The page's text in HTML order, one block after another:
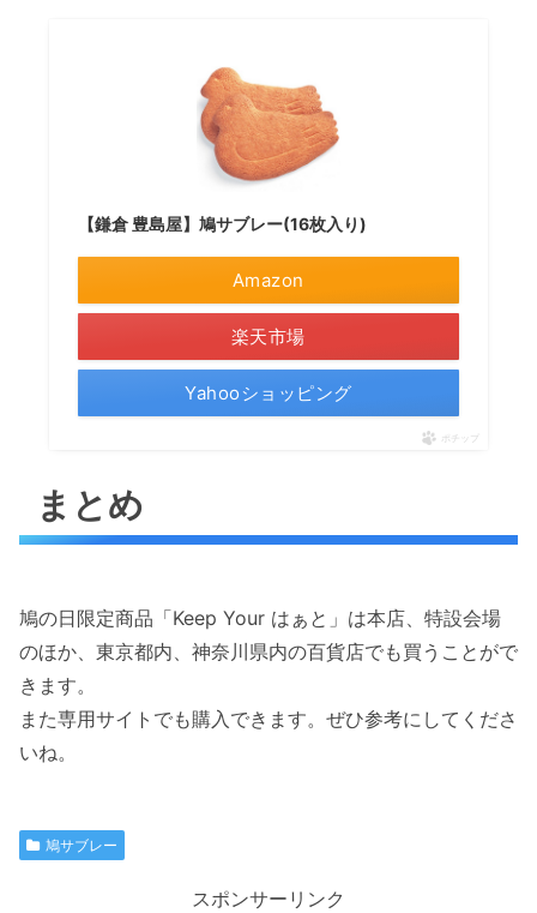
【鎌倉 豊島屋】鳩サブレー(16枚入り)
Amazon
楽天市場
Yahooショッピング
ポチップ
まとめ
鳩の日限定商品「Keep Your はぁと」は本店、特設会場
のほか、東京都内、神奈川県内の百貨店でも買うことがで
きます。
また専用サイトでも購入できます。ぜひ参考にしてくださ
いね。
鳩サブレー
スポンサーリンク